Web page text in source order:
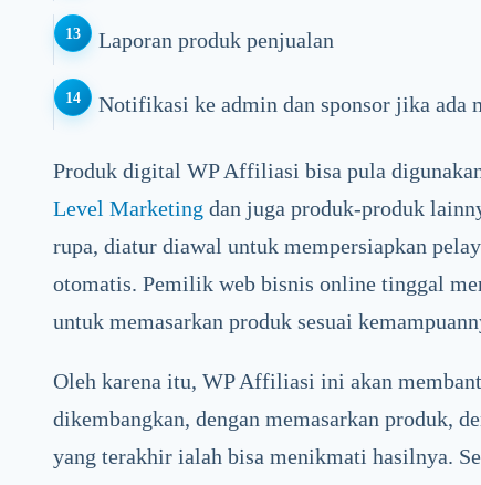
Laporan produk penjualan
Notifikasi ke admin dan sponsor jika ada
Produk digital WP Affiliasi bisa pula
Level Marketing dan juga produk-produk
rupa, diatur diawal untuk mempersiapkan
otomatis. Pemilik web bisnis online tinggal
untuk memasarkan produk sesuai
Oleh karena itu, WP Affiliasi ini akan
dikembangkan, dengan memasarkan produk,
yang terakhir ialah bisa menikmati hasilnya.